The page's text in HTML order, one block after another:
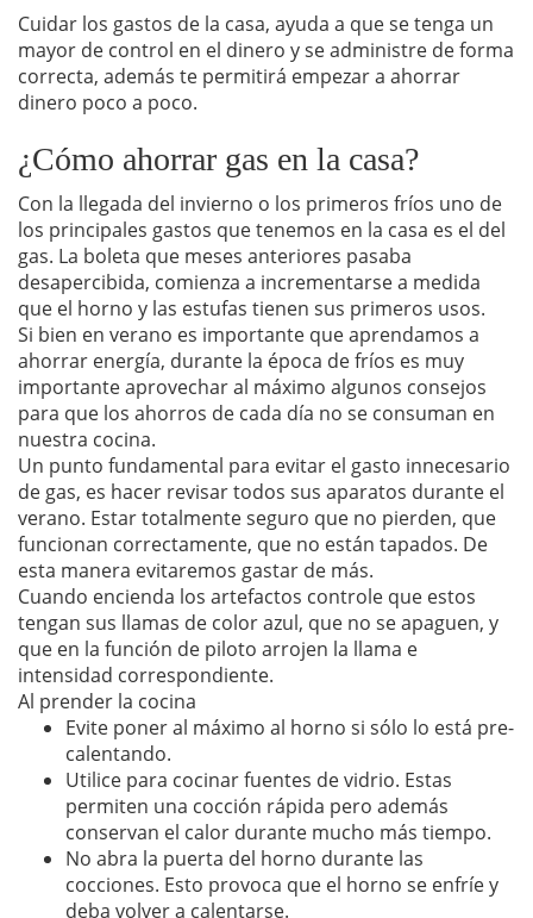
Cuidar los gastos de la casa, ayuda a que se tenga un
mayor de control en el dinero y se administre de forma
correcta, además te permitirá empezar a ahorrar
dinero poco a poco.
¿Cómo ahorrar gas en la casa?
Con la llegada del invierno o los primeros fríos uno de
los principales gastos que tenemos en la casa es el del
gas. La boleta que meses anteriores pasaba
desapercibida, comienza a incrementarse a medida
que el horno y las estufas tienen sus primeros usos.
Si bien en verano es importante que aprendamos a
ahorrar energía, durante la época de fríos es muy
importante aprovechar al máximo algunos consejos
para que los ahorros de cada día no se consuman en
nuestra cocina.
Un punto fundamental para evitar el gasto innecesario
de gas, es hacer revisar todos sus aparatos durante el
verano. Estar totalmente seguro que no pierden, que
funcionan correctamente, que no están tapados. De
esta manera evitaremos gastar de más.
Cuando encienda los artefactos controle que estos
tengan sus llamas de color azul, que no se apaguen, y
que en la función de piloto arrojen la llama e
intensidad correspondiente.
Al prender la cocina
Evite poner al máximo al horno si sólo lo está pre-
calentando.
Utilice para cocinar fuentes de vidrio. Estas
permiten una cocción rápida pero además
conservan el calor durante mucho más tiempo.
No abra la puerta del horno durante las
cocciones. Esto provoca que el horno se enfríe y
deba volver a calentarse.